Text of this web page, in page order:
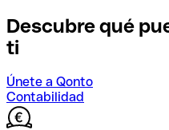
Descubre qué
ti
Únete a Qonto
Contabilidad